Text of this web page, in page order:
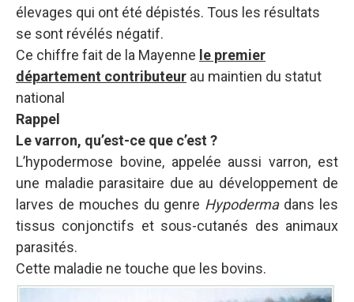
élevages qui ont été dépistés. Tous les résultats
se sont révélés négatif.
Ce chiffre fait de la Mayenne le premier
département contributeur au maintien du statut
national
Rappel
Le varron, qu’est-ce que c’est ?
L’hypodermose bovine, appelée aussi varron, est
une maladie parasitaire due au développement de
larves de mouches du genre Hypodermadans les
tissus conjonctifs et sous-cutanés des animaux
parasités.
Cette maladie ne touche que les bovins.